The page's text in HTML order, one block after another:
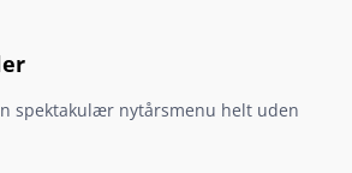
spektakulær nytårsmenu helt uden